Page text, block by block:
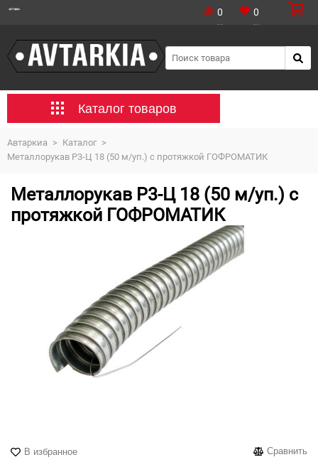
0 0
Каталог товаров
Автаркиа > Каталог >
Металлорукав Р3-Ц 18 (50 м/уп.) с протяжкой ГОФРОМАТИК
Металлорукав Р3-Ц 18 (50 м/уп.) с
протяжкой ГОФРОМАТИК
В избранное Сравнить